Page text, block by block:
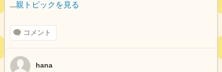
...親トピックを見る
コメント
hana